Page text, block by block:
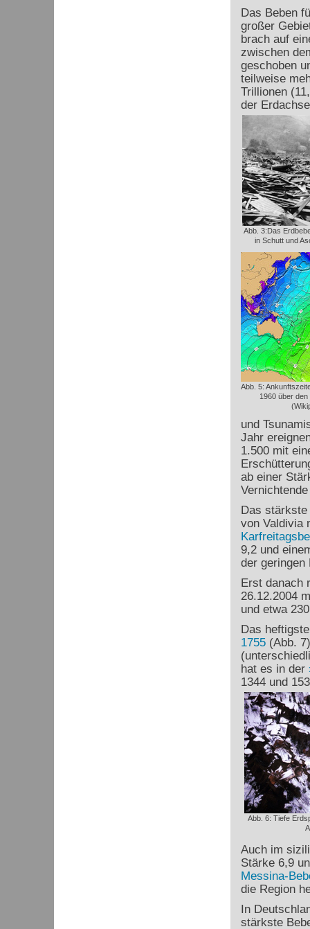
Das Beben
großer
brach auf
zwischen
geschoben
teilweise
Trillionen
der
Abb. 3:Das
in Schutt und
Abb. 5:
1960 über
und
Jahr
1.500 mit
ab einer
Das stärkste
von Valdivia
9,2 und
der geringen
Erst danach
26.12.2004
und etwa
Das
1755(Abb. 7)
hat es in der
1344 und
Abb. 6: Tiefe
Auch im
Stärke 6,9
Messina-
die Region
In
stärkste